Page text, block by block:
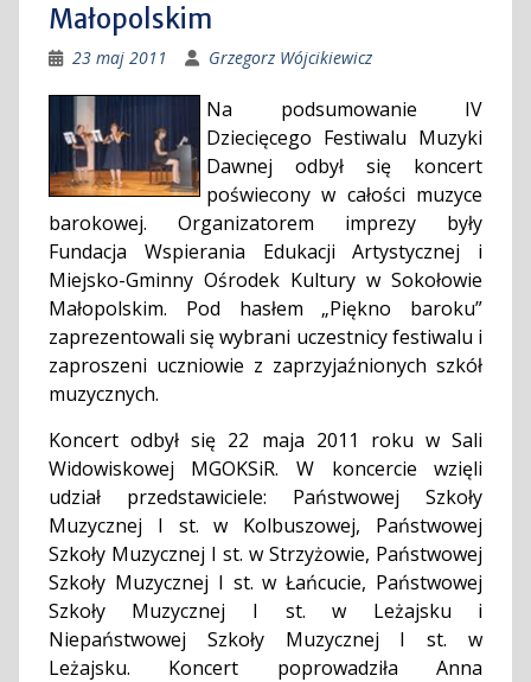
Małopolskim
23 maj 2011 Grzegorz Wójcikiewicz
Na podsumowanie IV
Dziecięcego Festiwalu Muzyki
Dawnej odbył się koncert
poświecony w całości muzyce
barokowej. Organizatorem imprezy były
Fundacja Wspierania Edukacji Artystycznej i
Miejsko-Gminny Ośrodek Kultury w Sokołowie
Małopolskim. Pod hasłem „Piękno baroku”
zaprezentowali się wybrani uczestnicy festiwalu i
zaproszeni uczniowie z zaprzyjaźnionych szkół
muzycznych.
Koncert odbył się 22 maja 2011 roku w Sali
Widowiskowej MGOKSiR. W koncercie wzięli
udział przedstawiciele: Państwowej Szkoły
Muzycznej I st. w Kolbuszowej, Państwowej
Szkoły Muzycznej I st. w Strzyżowie, Państwowej
Szkoły Muzycznej I st. w Łańcucie, Państwowej
Szkoły Muzycznej I st. w Leżajsku i
Niepaństwowej Szkoły Muzycznej I st. w
Leżajsku. Koncert poprowadziła Anna